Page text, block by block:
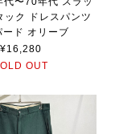
ック ドレスパンツ
ード オリーブ
¥16,280
OUT